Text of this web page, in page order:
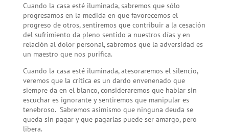
Cuando la casa esté iluminada, sabremos que sólo
progresamos en la medida en que favorecemos el
progreso de otros, sentiremos que contribuir a la cesación
del sufrimiento da pleno sentido a nuestros días y en
relación al dolor personal, sabremos que la adversidad es
un maestro que nos purifica.
Cuando la casa esté iluminada, atesoraremos el silencio,
veremos que la crítica es un dardo envenenado que
siempre da en el blanco, consideraremos que hablar sin
escuchar es ignorante y sentiremos que manipular es
tenebroso. Sabremos asimismo que ninguna deuda se
queda sin pagar y que pagarlas puede ser amargo, pero
libera.